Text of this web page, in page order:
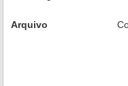
Arquivo